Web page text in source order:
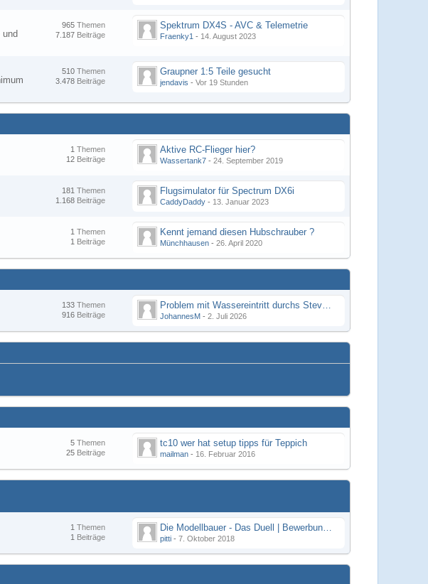
und
Themen
965
Beiträge
7.187
Spektrum DX4S - AVC & Telemetrie
Fraenky1 - 14. August 2023
Themen
510
Beiträge
3.478
Graupner 1:5 Teile gesucht
jendavis - Vor 19 Stunden
Themen
1
Beiträge
12
Aktive RC-Flieger hier?
Wassertank7 - 24. September 2019
Themen
181
Beiträge
1.168
Flugsimulator für Spectrum DX6i
CaddyDaddy - 13. Januar 2023
Themen
1
Beiträge
1
Kennt jemand diesen Hubschrauber ?
Münchhausen - 26. April 2020
Themen
133
Beiträge
916
Problem mit Wassereintritt durchs Stevenrohr beim Rennboot
JohannesM - 2. Juli 2026
Themen
5
Beiträge
25
tc10 wer hat setup tipps für Teppich
mailman - 16. Februar 2016
Themen
1
Beiträge
1
Die Modellbauer - Das Duell | Bewerbung für neue Staffel bei DMAX *Werbung*
pitti - 7. Oktober 2018